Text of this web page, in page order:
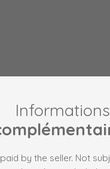
Informations
by the seller. Not